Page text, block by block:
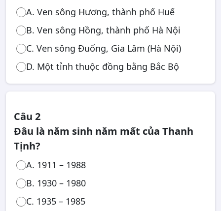
A. Ven sông Hương, thành phố Huế
B. Ven sông Hồng, thành phố Hà Nội
C. Ven sông Đuống, Gia Lâm (Hà Nội)
D. Một tỉnh thuộc đồng bằng Bắc Bộ
Câu 2
Đâu là năm sinh năm mất của Thanh
Tịnh?
A. 1911 – 1988
B. 1930 – 1980
C. 1935 – 1985